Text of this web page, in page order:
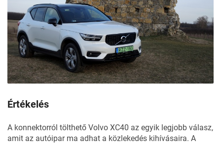
Értékelés
A konnektorról tölthető Volvo XC40 az egyik legjobb válasz,
amit az autóipar ma adhat a közlekedés kihívásaira. A